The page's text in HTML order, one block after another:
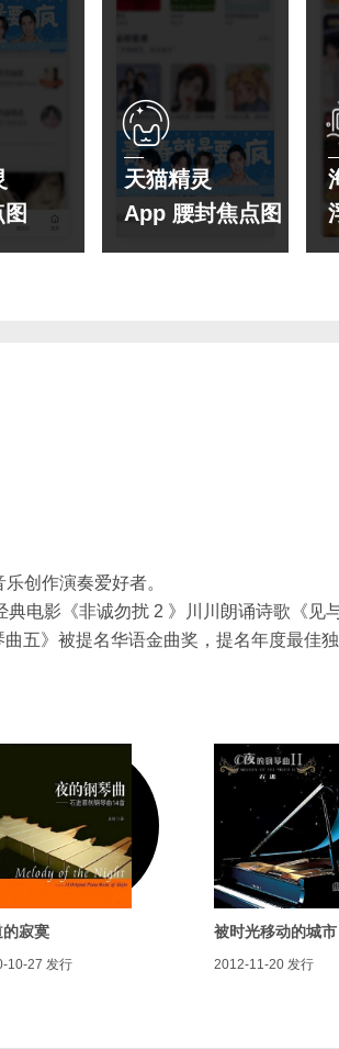
图
天猫精灵
App 腰封焦点图
创作演奏爱好者。
电影《非诚勿扰 2 》川川朗诵诗歌《见
五》被提名华语金曲奖，提名年度最佳
的寂寞
10-27 发行
被时光移动的城市
2012-11-20 发行